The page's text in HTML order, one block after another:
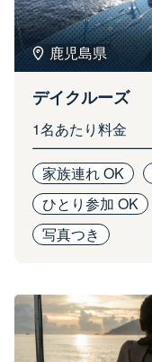
デイクルーズ
1名あたり料金
家族連れ OK
ひとり参加 OK
写真つき
鹿児島県